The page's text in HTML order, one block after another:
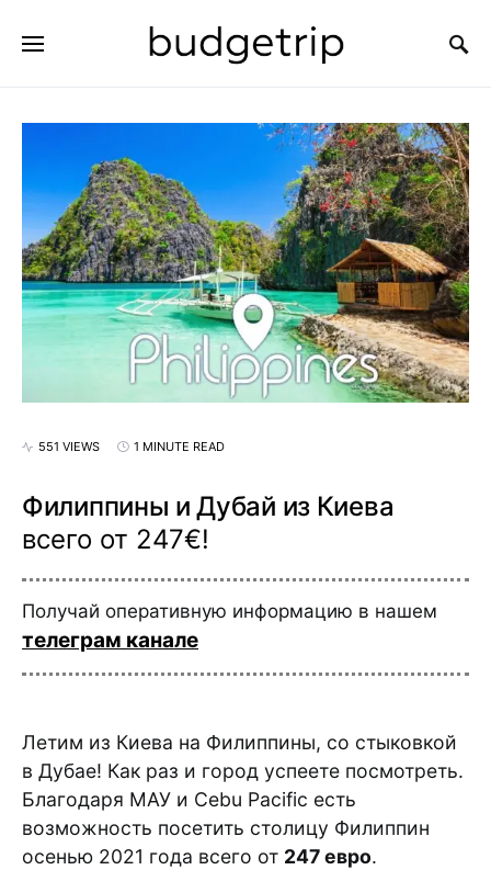
551 VIEWS 1 MINUTE READ
Филиппины и Дубай из Киева
всего от 247€!
Получай оперативную информацию в нашем
телеграм канале
Летим из Киева на Филиппины, со стыковкой
в Дубае! Как раз и город успеете посмотреть.
Благодаря МАУ и Сebu Pacific есть
возможность посетить столицу Филиппин
осенью 2021 года всего от 247 евро.